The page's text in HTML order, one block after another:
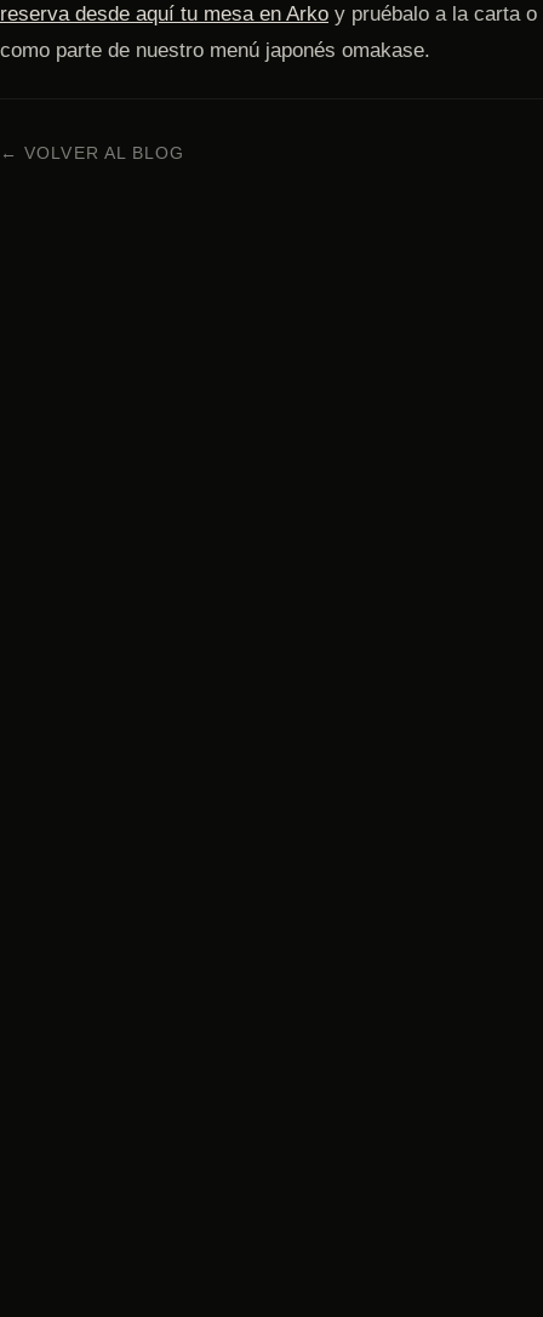
reserva desde aquí tu mesa en Arko y pruébalo a la carta o
como parte de nuestro menú japonés omakase.
← VOLVER AL BLOG